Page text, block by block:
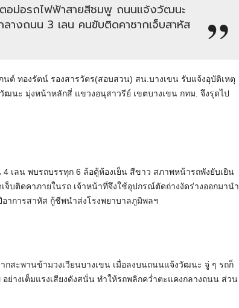
อม่อรถไฟฟ้าสายสีชมพู ถนนแจ้งวัฒนะ
างถนน 3 เลน คนขับติดคาซากเจ็บสาหัส
ต์ ทองรัตน์ รองสารวัตร(สอบสวน) สน.บางเขน รับแจ้งอุบัติเหตุ
นะ มุ่งหน้าหลักสี่ แขวงอนุสาวรีย์ เขตบางเขน กทม. จึงรุดไป
เลน พบรถบรรทุก 6 ล้อตู้ห้องเย็น สีขาว สภาพหน้ารถพังยับเยิน
บติดคาภายในรถ เจ้าหน้าที่จึงใช้อุปกรณ์ตัดถ่างงัดร่างออกมานำ
าการสาหัส กู้ชีพนำส่งโรงพยาบาลภูมิพลฯ
กสะพานข้ามวงเวียนบางเขน เมื่อลงบนถนนแจ้งวัฒนะ จู่ ๆ รถก็
ย่างเต็มแรงเสียงดังสนั่น ทำให้รถพลิกคว่ำตะแคงกลางถนน ส่วน